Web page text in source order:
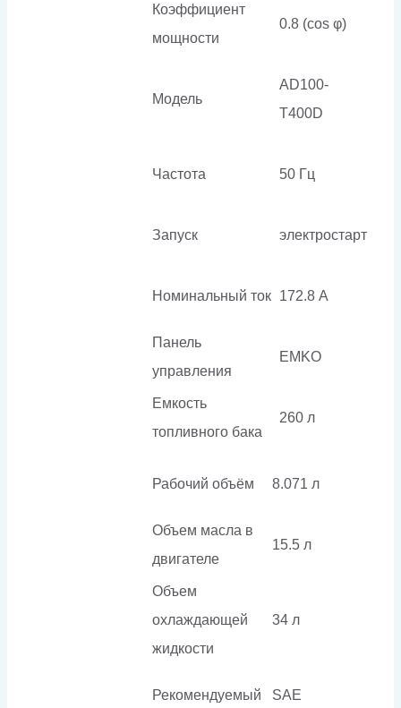
Коэффициент
мощности
0.8 (cos φ)
Модель
AD100-
T400D
Частота 50 Гц
Запуск электростарт
Номинальный ток 172.8 А
Панель
управления
EMKO
Емкость
топливного бака
260 л
Рабочий объём 8.071 л
Объем масла в
двигателе
15.5 л
Объем
охлаждающей
жидкости
34 л
Рекомендуемый
SAE